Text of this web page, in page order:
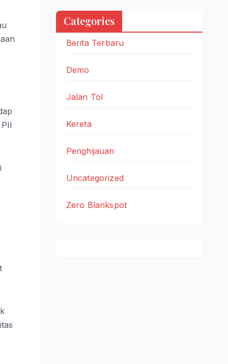
Categories
Berita Terbaru
Demo
Jalan Tol
Kereta
Penghijauan
Uncategorized
Zero Blankspot